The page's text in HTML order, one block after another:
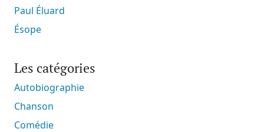
Paul Éluard
Ésope
Les catégories
Autobiographie
Chanson
Comédie